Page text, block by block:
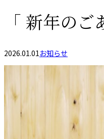
「 新年のご
2026.01.01お知らせ